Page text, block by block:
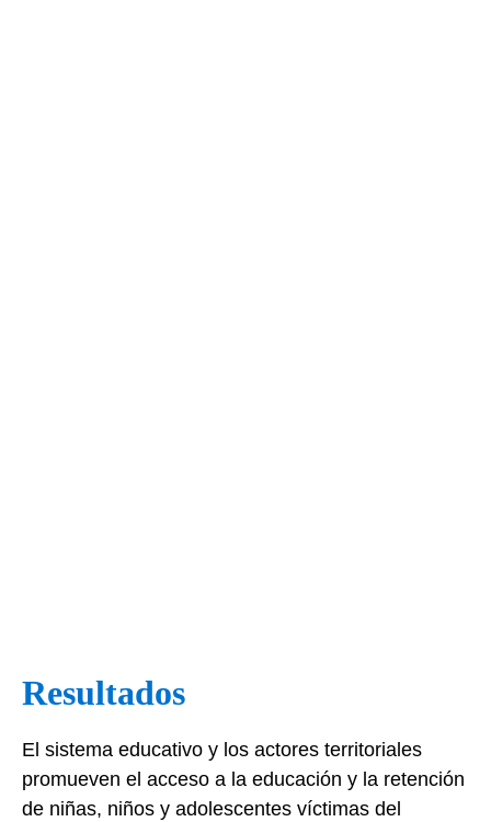
Resultados
El sistema educativo y los actores territoriales
promueven el acceso a la educación y la retención
de niñas, niños y adolescentes víctimas del